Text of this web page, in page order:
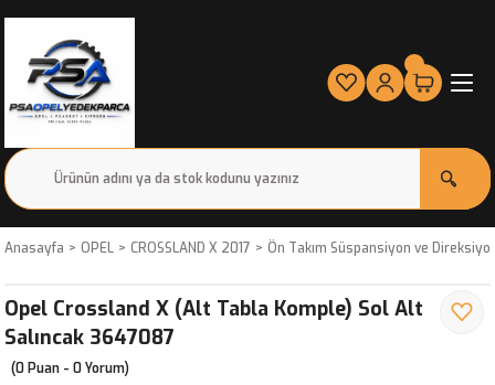
Anasayfa OPEL CROSSLAND X 2017 Ön Takım Süspansiyon ve
Opel Crossland X (Alt Tabla Komple) Sol Alt
Salıncak 3647087
(0 Puan - 0 Yorum)